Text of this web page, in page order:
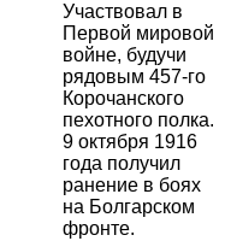
Участвовал в
Первой мировой
войне, будучи
рядовым 457-го
Корочанского
пехотного полка.
9 октября 1916
года получил
ранение в боях
на Болгарском
фронте.